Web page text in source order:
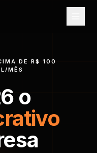
DE R$ 100
MÊS
o